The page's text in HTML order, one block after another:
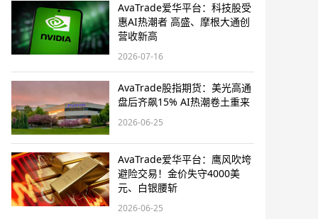
AvaTrade爱华平台：科技股受
惠AI热潮者 高盛、摩根大通创
营收新高
2026-07-16
AvaTrade股指期货：美光高通
盘后齐飙15% AI热潮卷土重来
2026-06-25
AvaTrade爱华平台：鹰风吹垮
避险交易！金价失守4000美
元、白银腰斩
2026-06-25